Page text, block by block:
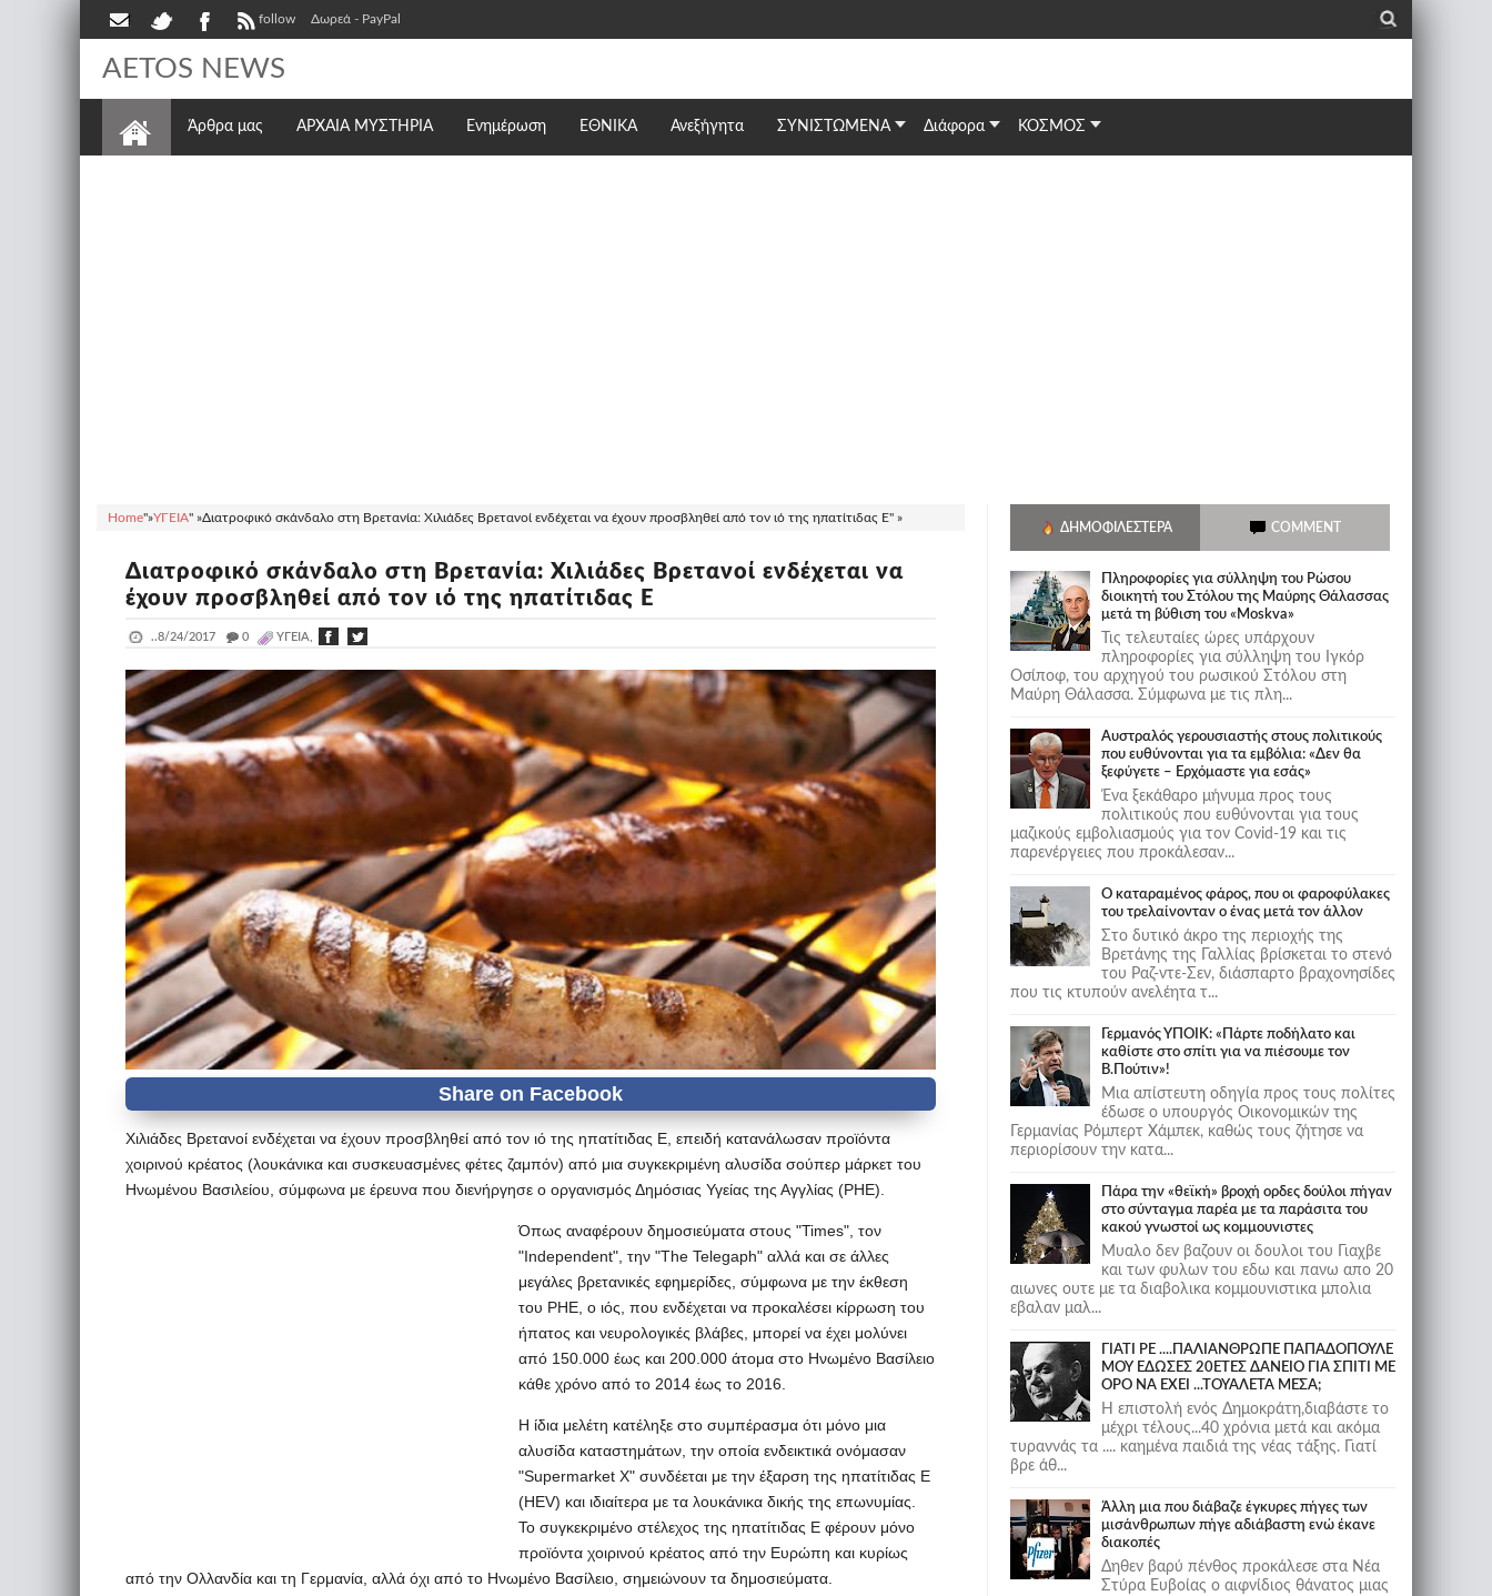
follow Δωρεά - PayPal _
AETOS NEWS
Άρθρα μας ΑΡΧΑΙΑ ΜΥΣΤΗΡΙΑ Ενημέρωση ΕΘΝΙΚΆ Ανεξήγητα ΣΥΝΙΣΤΩΜΕΝΑ Διάφορα ΚΟΣΜΟΣ
Home"»ΥΓΕΙΑ" »Διατροφικό σκάνδαλο στη Βρετανία: Χιλιάδες Βρετανοί ενδέχεται να έχουν προσβληθεί από τον ιό της ηπατίτιδας Ε" »
Διατροφικό σκάνδαλο στη Βρετανία: Χιλιάδες Βρετανοί ενδέχεται να
έχουν προσβληθεί από τον ιό της ηπατίτιδας Ε
..8/24/2017 _ 0 ΥΓΕΙΑ,
Χιλιάδες Βρετανοί ενδέχεται να έχουν προσβληθεί από τον ιό της ηπατίτιδας Ε, επειδή κατανάλωσαν προϊόντα
χοιρινού κρέατος (λουκάνικα και συσκευασμένες φέτες ζαμπόν) από μια συγκεκριμένη αλυσίδα σούπερ μάρκετ του
Ηνωμένου Βασιλείου, σύμφωνα με έρευνα που διενήργησε ο οργανισμός Δημόσιας Υγείας της Αγγλίας (PHE).
Όπως αναφέρουν δημοσιεύματα στους "Times", τον
"Independent", την "The Telegaph" αλλά και σε άλλες
μεγάλες βρετανικές εφημερίδες, σύμφωνα με την έκθεση
του PHE, ο ιός, που ενδέχεται να προκαλέσει κίρρωση του
ήπατος και νευρολογικές βλάβες, μπορεί να έχει μολύνει
από 150.000 έως και 200.000 άτομα στο Ηνωμένο Βασίλειο
κάθε χρόνο από το 2014 έως το 2016.
Η ίδια μελέτη κατέληξε στο συμπέρασμα ότι μόνο μια
αλυσίδα καταστημάτων, την οποία ενδεικτικά ονόμασαν
"Supermarket X" συνδέεται με την έξαρση της ηπατίτιδας Ε
(HEV) και ιδιαίτερα με τα λουκάνικα δικής της επωνυμίας.
Το συγκεκριμένο στέλεχος της ηπατίτιδας Ε φέρουν μόνο
προϊόντα χοιρινού κρέατος από την Ευρώπη και κυρίως
από την Ολλανδία και τη Γερμανία, αλλά όχι από το Ηνωμένο Βασίλειο, σημειώνουν τα δημοσιεύματα.
ΔΗΜΟΦΙΛΈΣΤΕΡΑ COMMENT
Πληροφορίες για σύλληψη του Ρώσου
διοικητή του Στόλου της Mαύρης Θάλασσας
μετά τη βύθιση του «Moskva»
Τις τελευταίες ώρες υπάρχουν
πληροφορίες για σύλληψη του Ιγκόρ
Οσίποφ, του αρχηγού του ρωσικού Στόλου στη
Μαύρη Θάλασσα. Σύμφωνα με τις πλη...
Αυστραλός γερουσιαστής στους πολιτικούς
που ευθύνονται για τα εμβόλια: «Δεν θα
ξεφύγετε – Ερχόμαστε για εσάς»
Ένα ξεκάθαρο μήνυμα προς τους
πολιτικούς που ευθύνονται για τους
μαζικούς εμβολιασμούς για τον Covid-19 και τις
παρενέργειες που προκάλεσαν...
Ο καταραμένος φάρος, που οι φαροφύλακες
του τρελαίνονταν ο ένας μετά τον άλλον
Στο δυτικό άκρο της περιοχής της
Βρετάνης της Γαλλίας βρίσκεται το στενό
του Ραζ-ντε-Σεν, διάσπαρτο βραχονησίδες
που τις κτυπούν ανελέητα τ...
Γερμανός ΥΠΟΙΚ: «Πάρτε ποδήλατο και
καθίστε στο σπίτι για να πιέσουμε τον
Β.Πούτιν»!
Μια απίστευτη οδηγία προς τους πολίτες
έδωσε ο υπουργός Οικονομικών της
Γερμανίας Ρόμπερτ Χάμπεκ, καθώς τους ζήτησε να
περιορίσουν την κατα...
Πάρα την «θεϊκή» βροχή ορδες δούλοι πήγαν
στο σύνταγμα παρέα με τα παράσιτα του
κακού γνωστοί ως κομμουνιστες
Μυαλο δεν βαζουν οι δουλοι του Γιαχβε
και των φυλων του εδω και πανω απο 20
αιωνες ουτε με τα διαβολικα κομμουνιστικα μπολια
εβαλαν μαλ...
ΓΙΑΤΙ ΡΕ ....ΠΑΛΙΑΝΘΡΩΠΕ ΠΑΠΑΔΟΠΟΥΛΕ
ΜΟΥ ΕΔΩΣΕΣ 20ΕΤΕΣ ΔΑΝΕΙΟ ΓΙΑ ΣΠΙΤΙ ΜΕ
ΟΡΟ ΝΑ ΕΧΕΙ ...ΤΟΥΑΛΕΤΑ ΜΕΣΑ;
Η επιστολή ενός Δημοκράτη,διαβάστε το
μέχρι τέλους...40 χρόνια μετά και ακόμα
τυραννάς τα .... καημένα παιδιά της νέας τάξης. Γιατί
βρε άθ...
Άλλη μια που διάβαζε έγκυρες πήγες των
μισάνθρωπων πήγε αδιάβαστη ενώ έκανε
διακοπές
Δηθεν βαρύ πένθος προκάλεσε στα Νέα
Στύρα Ευβοίας ο αιφνίδιος θάνατος μιας